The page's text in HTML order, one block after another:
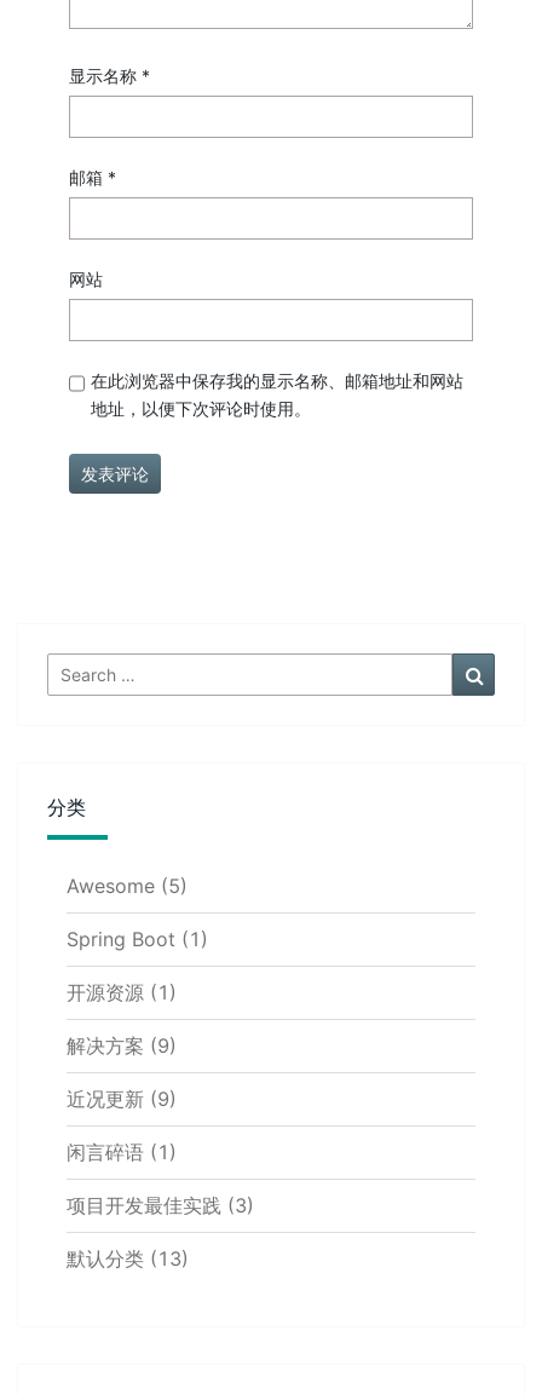
显示名称 *
邮箱 *
网站
在此浏览器中保存我的显示名称、邮箱地址和网站
地址，以便下次评论时使用。
Search
for:
分类
Awesome (5)
Spring Boot (1)
开源资源 (1)
解决方案 (9)
近况更新 (9)
闲言碎语 (1)
项目开发最佳实践 (3)
默认分类 (13)